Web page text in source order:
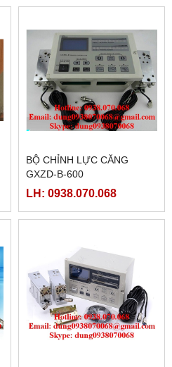
BỘ CHỈNH LỰC CĂNG
GXZD-B-600
LH: 0938.070.068